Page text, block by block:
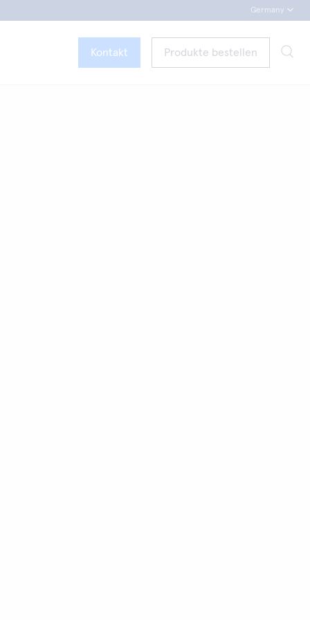
Germany
Kontakt Produkte bestellen